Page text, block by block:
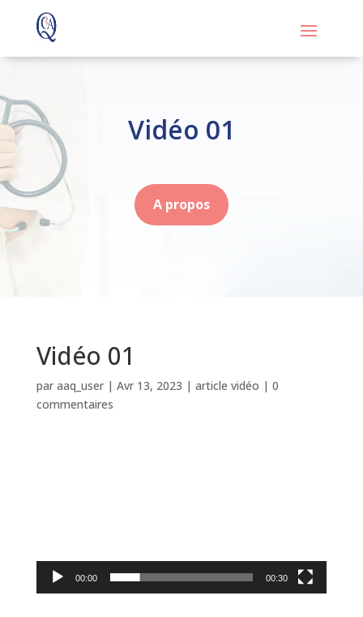
Vidéo 01
A propos
Vidéo 01
par aaq_user| Avr 13, 2023 | article vidéo | 0
commentaires
00:00 00:30